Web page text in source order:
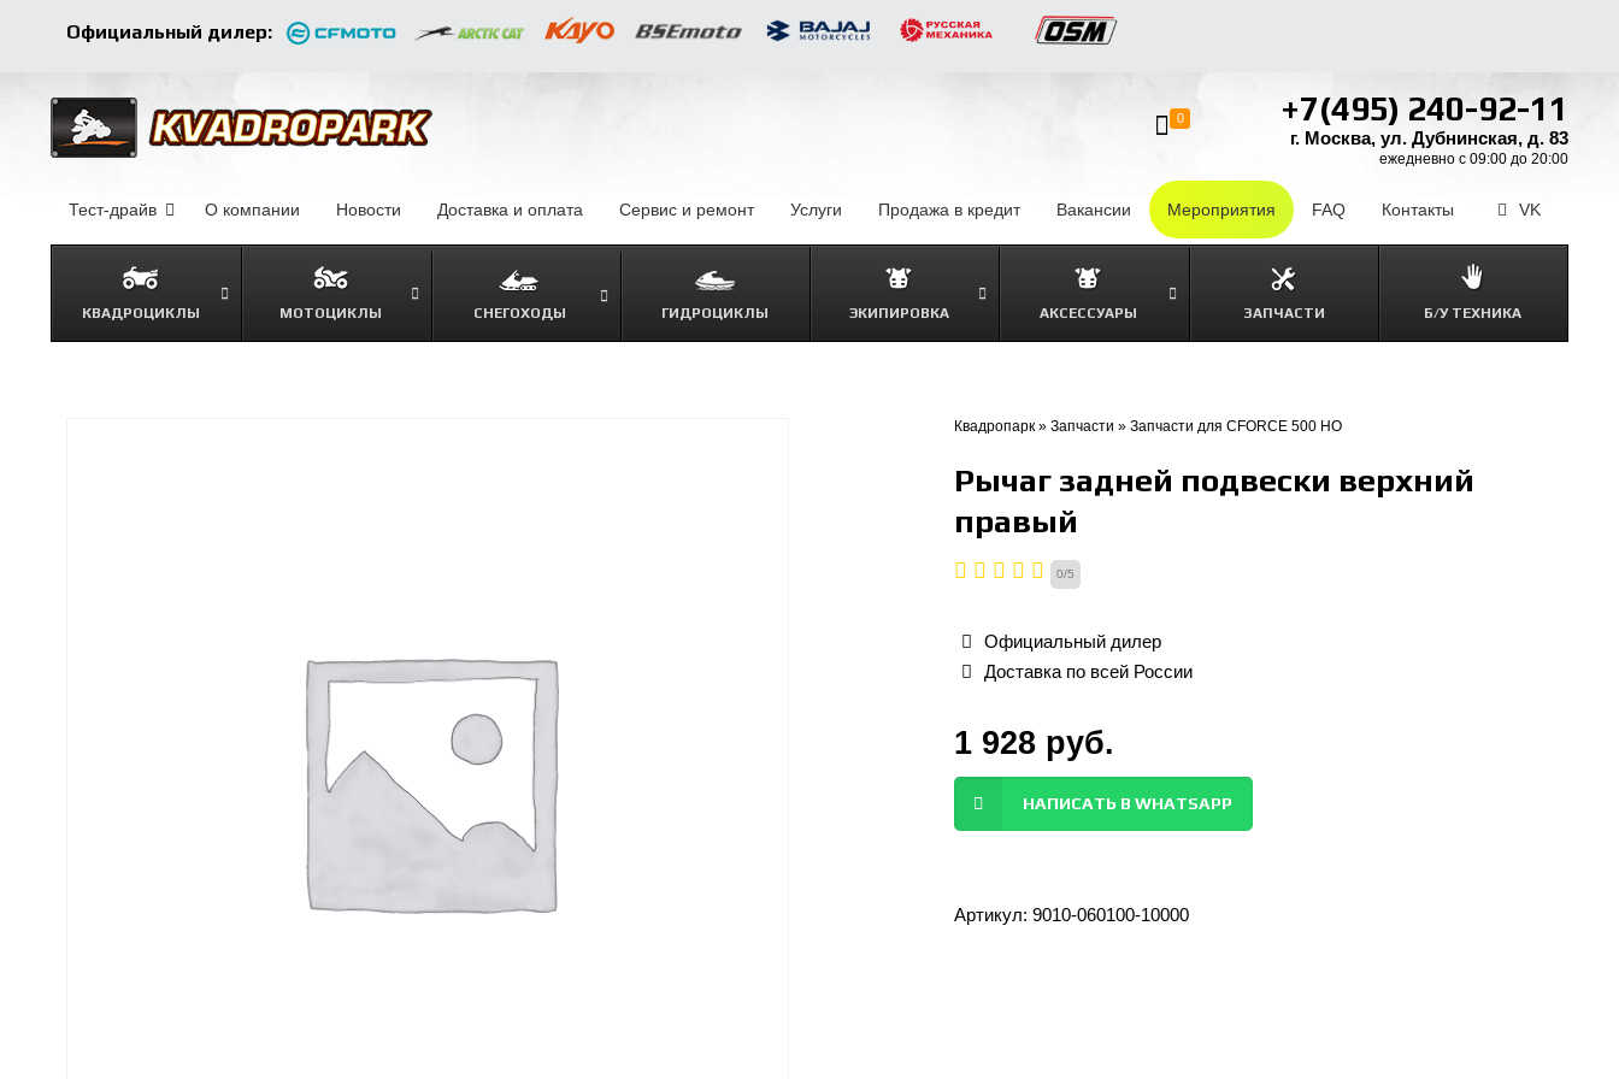
Официальный дилер:
Тест-драйв О компании Новости Доставка и оплата Сервис и ремонт Услуги Продажа в кредит– Вакансии Мероприятия FAQ Контакты VK
КВАДРОЦИКЛЫ МОТОЦИКЛЫ СНЕГОХОДЫ
ГИДРОЦИКЛЫ
ЭКИПИРОВКА АКСЕССУАРЫ ЗАПЧАСТИ Б/У ТЕХНИКА
+7(495) 240-92-11
г. Москва, ул. Дубнинская, д. 83
ежедневно с 09:00 до 20:00
0
Квадропарк »Запчасти »Запчасти для CFORCE 500 HO
Рычаг задней подвески верхний
правый
0/5
Официальный дилер
Доставка по всей России
1 928 руб.
НАПИСАТЬ В WHATSAPP
Артикул:9010-060100-10000